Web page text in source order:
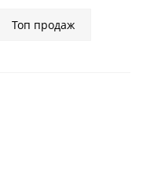
Топ продаж